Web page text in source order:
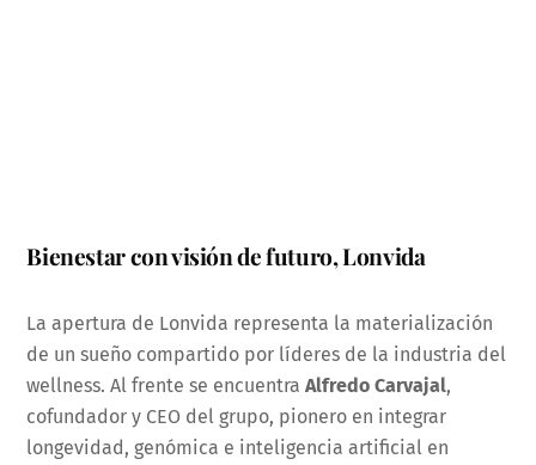
Bienestar con visión de futuro, Lonvida
La apertura de Lonvida representa la materialización
de un sueño compartido por líderes de la industria del
wellness. Al frente se encuentraAlfredo Carvajal,
cofundador y CEO del grupo, pionero en integrar
longevidad, genómica e inteligencia artificial en